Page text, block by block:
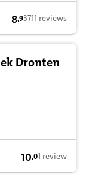
8,9 op basis van
8,93711 reviews
Dronten
10,0 op basis
10,01 review